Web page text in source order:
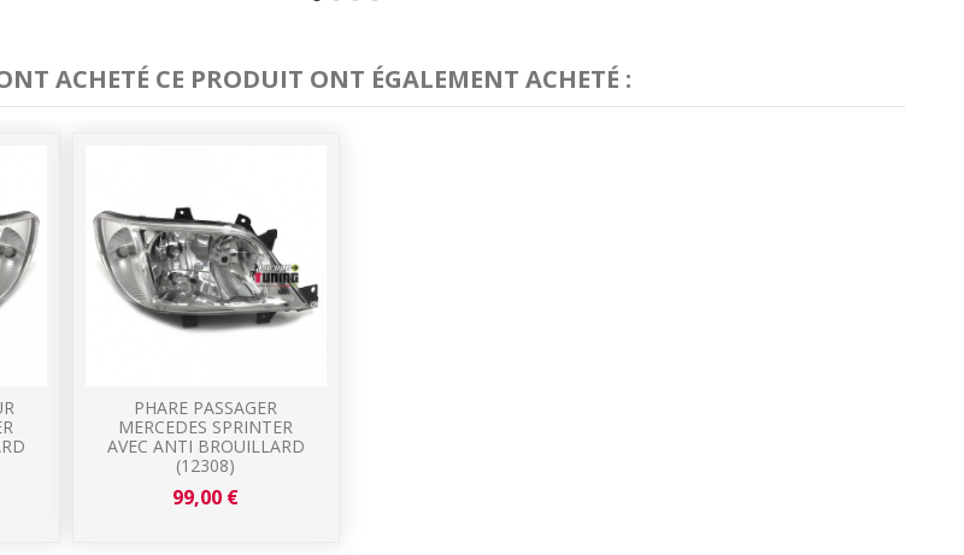
ACHETÉ CE PRODUIT ONT ÉGALEMENT ACHETÉ :
PHARE PASSAGER
MERCEDES SPRINTER
AVEC ANTI BROUILLARD
(12308)
99,00 €